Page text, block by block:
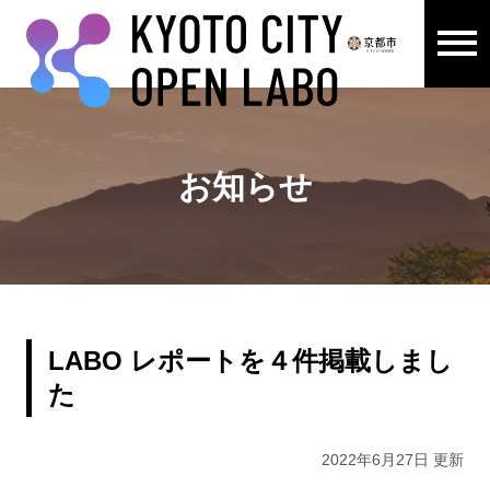
ここから本文です。
お知らせ
LABO レポートを４件掲載しまし
た
2022年6月27日 更新